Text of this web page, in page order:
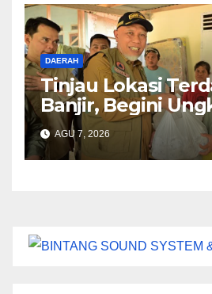
DAERAH
Tinjau Lokasi
Banjir, Begini
Mahyeldi
AGU 7, 2026